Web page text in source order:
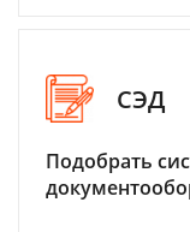
СЭД
Подобрать